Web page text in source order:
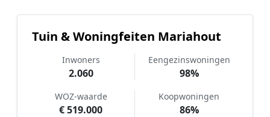
Tuin & Woningfeiten Mariahout
Inwoners
2.060
Eengezinswoningen
98%
WOZ-waarde
€ 519.000
Koopwoningen
86%